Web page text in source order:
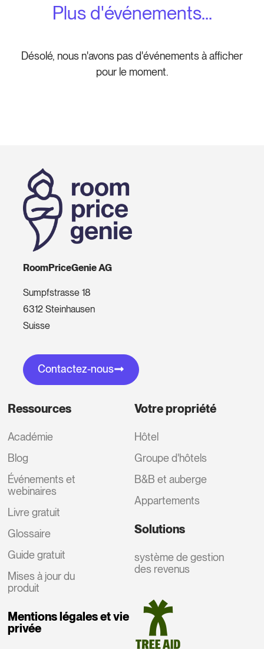
Plus d'événements...
Désolé, nous n'avons pas d'événements à afficher
pour le moment.
RoomPriceGenie AG
Sumpfstrasse 18
6312 Steinhausen
Suisse
Contactez-nous
Ressources
Académie
Blog
Événements et
webinaires
Livre gratuit
Glossaire
Guide gratuit
Mises à jour du
produit
Mentions légales et vie
privée
Votre propriété
Hôtel
Groupe d'hôtels
B&B et auberge
Appartements
Solutions
système de gestion
des revenus